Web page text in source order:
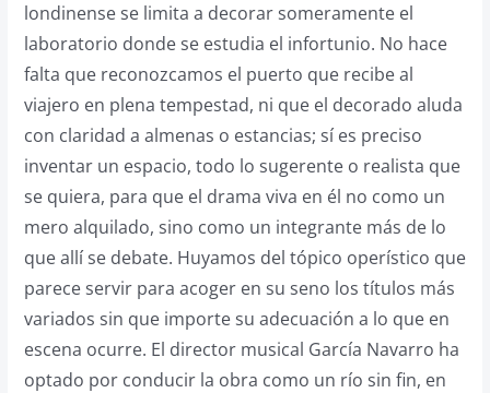
londinense se limita a decorar someramente el
laboratorio donde se estudia el infortunio. No hace
falta que reconozcamos el puerto que recibe al
viajero en plena tempestad, ni que el decorado aluda
con claridad a almenas o estancias; sí es preciso
inventar un espacio, todo lo sugerente o realista que
se quiera, para que el drama viva en él no como un
mero alquilado, sino como un integrante más de lo
que allí se debate. Huyamos del tópico operístico que
parece servir para acoger en su seno los títulos más
variados sin que importe su adecuación a lo que en
escena ocurre. El director musical García Navarro ha
optado por conducir la obra como un río sin fin, en